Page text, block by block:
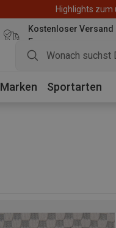
Highlights zum
Kostenloser Versand
Euro
Marken Sportarten